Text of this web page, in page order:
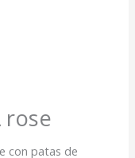
rose
con patas de